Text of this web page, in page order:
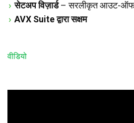
सेटअप विज़ार्ड– सरलीकृत आउट-
AVX Suite द्वारा सक्षम
वीडियो